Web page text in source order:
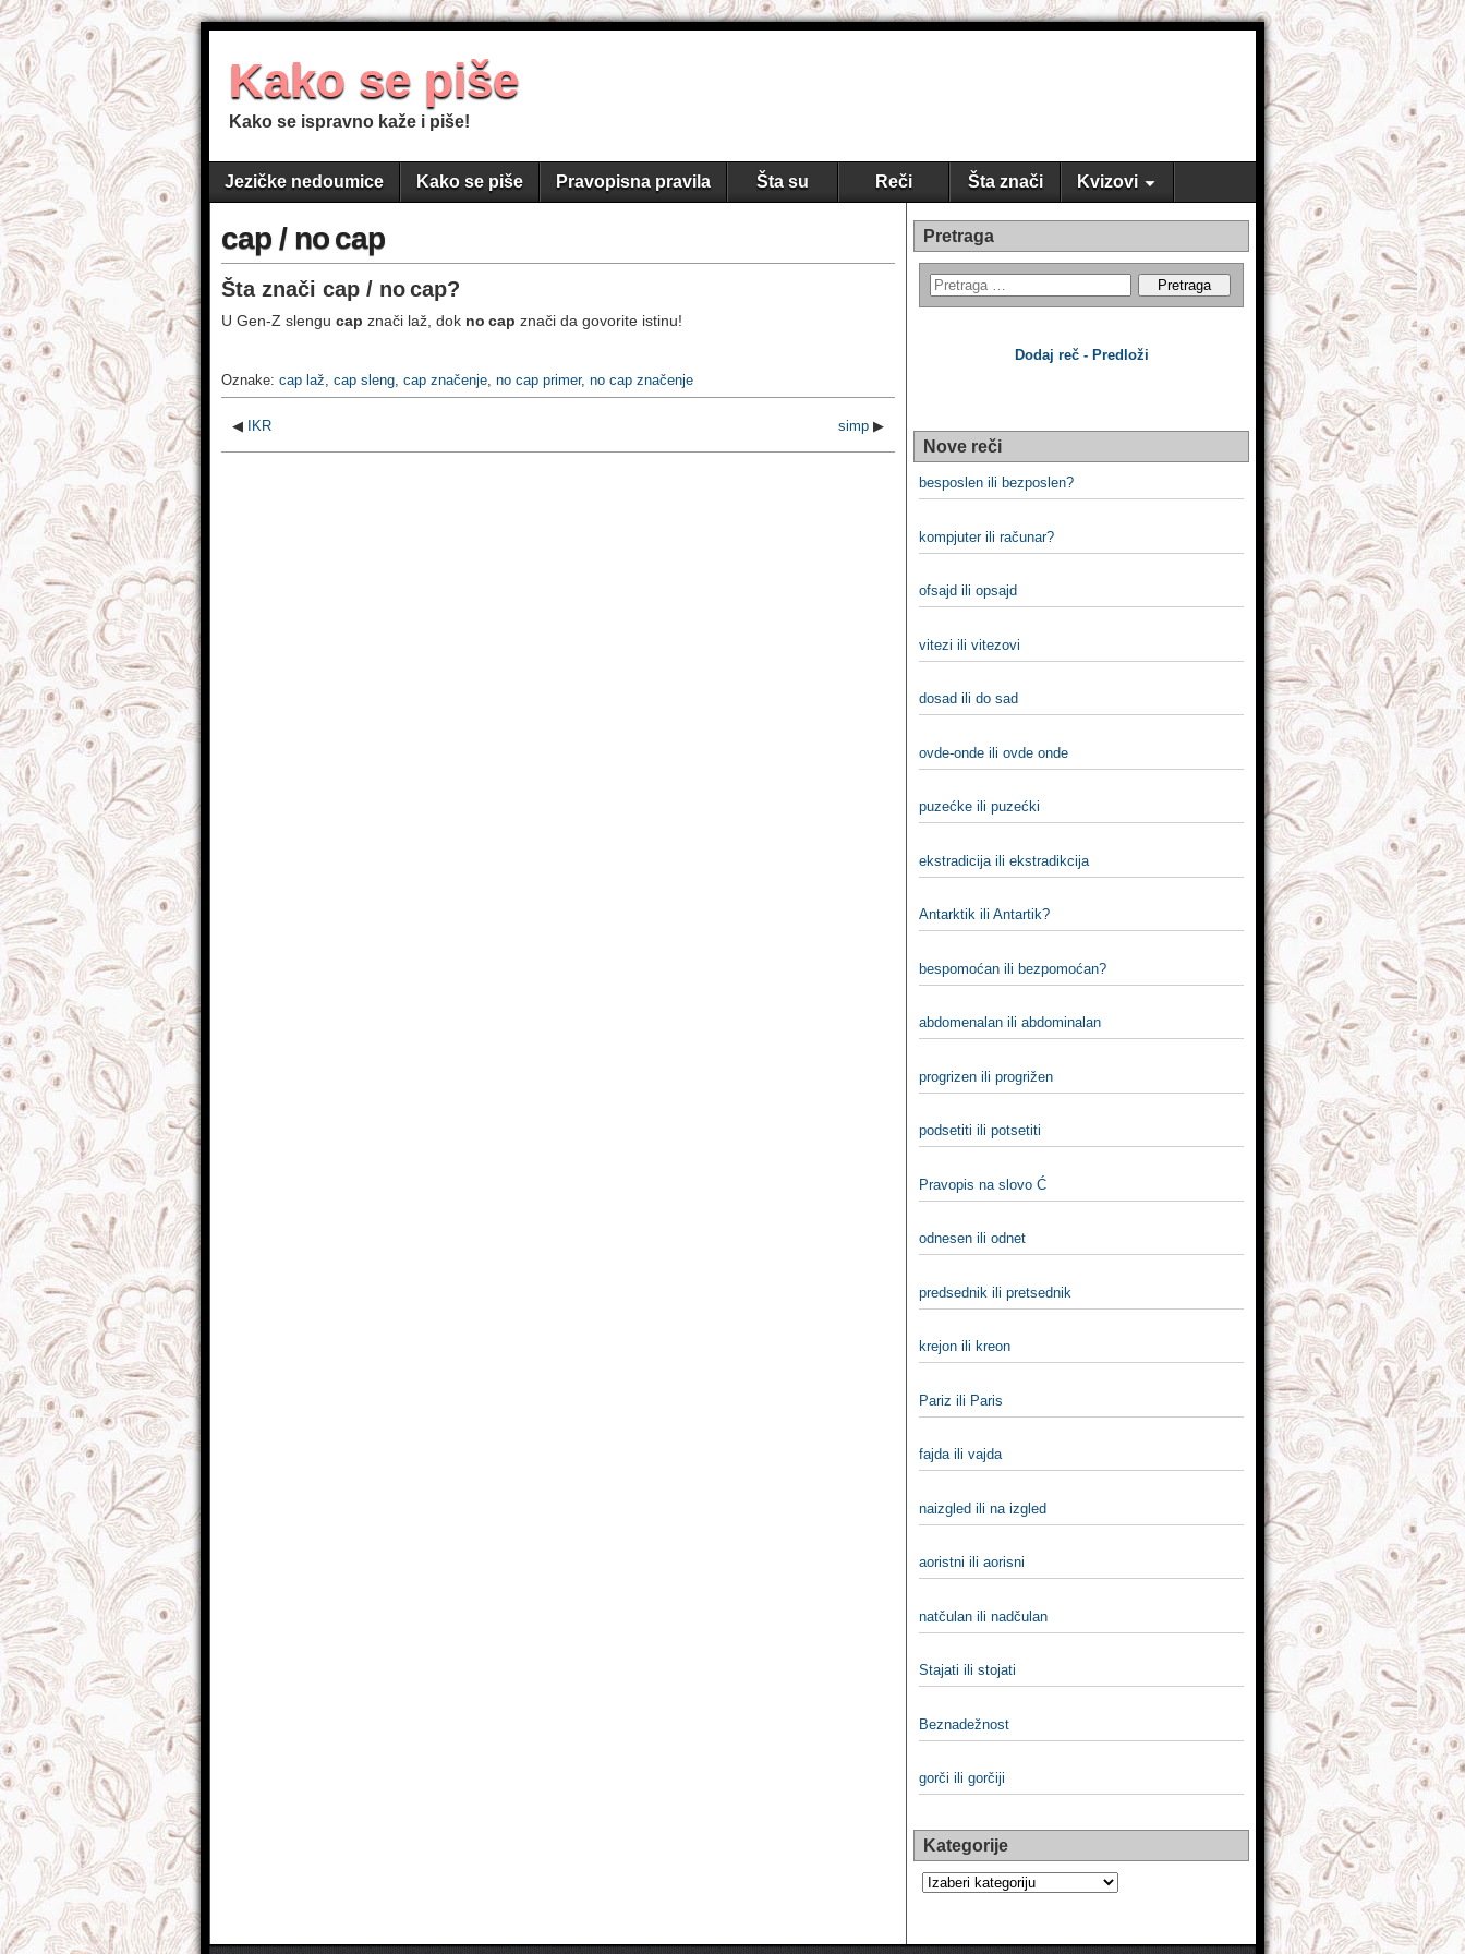
Kako se piše
Kako se ispravno kaže i piše!
Jezičke nedoumice Kako se piše Pravopisna pravila Šta su Reči Šta znači Kvizovi
cap / no cap
Šta znači cap / no cap?
U Gen‑Z slengu cap znači laž, dok no cap znači da govorite istinu!
Oznake: cap laž, cap sleng, cap značenje, no cap primer, no cap značenje
◀ IKR simp ▶
Pretraga
Dodaj reč - Predloži
Nove reči
besposlen ili bezposlen?
kompjuter ili računar?
ofsajd ili opsajd
vitezi ili vitezovi
dosad ili do sad
ovde-onde ili ovde onde
puzećke ili puzećki
ekstradicija ili ekstradikcija
Antarktik ili Antartik?
bespomoćan ili bezpomoćan?
abdomenalan ili abdominalan
progrizen ili progrižen
podsetiti ili potsetiti
Pravopis na slovo Ć
odnesen ili odnet
predsednik ili pretsednik
krejon ili kreon
Pariz ili Paris
fajda ili vajda
naizgled ili na izgled
aoristni ili aorisni
natčulan ili nadčulan
Stajati ili stojati
Beznadežnost
gorči ili gorčiji
Kategorije
Kategorije